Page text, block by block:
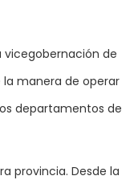
vicegobernación de
la manera de operar
departamentos de
provincia. Desde la